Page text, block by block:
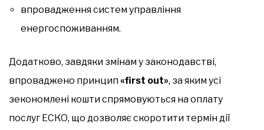
впровадження систем управління
енергоспоживанням.
Додатково, завдяки змінам у законодавстві,
впроваджено принцип«first out», за яким усі
зекономлені кошти спрямовуються на оплату
послуг ЕСКО, що дозволяє скоротити термін дії